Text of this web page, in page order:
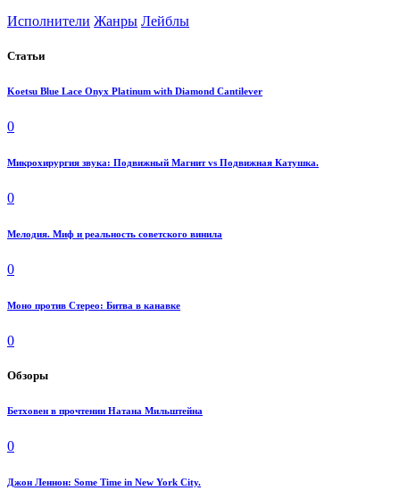
Исполнители Жанры Лейблы
Статьи
Koetsu Blue Lace Onyx Platinum with Diamond Cantilever
0
Микрохирургия звука: Подвижный Магнит vs Подвижная Катушка.
0
Мелодия. Миф и реальность советского винила
0
Моно против Стерео: Битва в канавке
0
Обзоры
Бетховен в прочтении Натана Мильштейна
0
Джон Леннон: Some Time in New York City.